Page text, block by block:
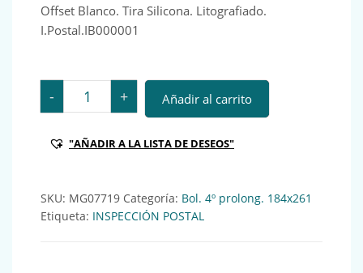
Offset Blanco. Tira Silicona. Litografiado.
I.Postal.IB000001
- 250 Bolsas cuarto prolongado, tamaño
+ Añadir al carrito
"AÑADIR A LA LISTA DE DESEOS"
SKU: MG07719 Categoría: Bol. 4º prolong. 184x261
Etiqueta: INSPECCIÓN POSTAL